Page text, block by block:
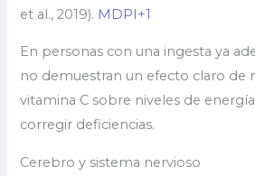
et al., 2019). MDPI+1
En personas con una ingesta ya
no demuestran un efecto claro de
vitamina C sobre niveles de
corregir deficiencias.
Cerebro y sistema nervioso